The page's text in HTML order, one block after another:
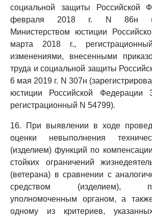
социальной защиты Российской
февраля 2018 г. N 86н
Министерством юстиции
марта 2018 г.,
изменениями, внесенными
труда и социальной защиты
6 мая 2019 г. N 307н
юстиции Российской
регистрационный N 54799).
16. При выявлении в ходе
оценки невыполнения
(изделием) функций по
стойких ограничений
(ветерана) в сравнении с
средством (изделием),
уполномоченным органом, а также
одному из критериев,